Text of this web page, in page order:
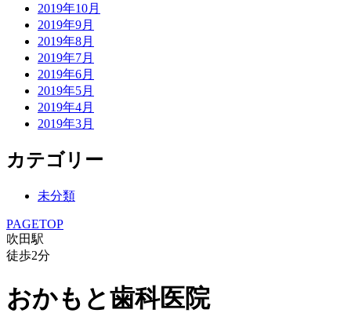
2019年10月
2019年9月
2019年8月
2019年7月
2019年6月
2019年5月
2019年4月
2019年3月
カテゴリー
未分類
PAGETOP
吹田駅
徒歩2分
おかもと歯科医院